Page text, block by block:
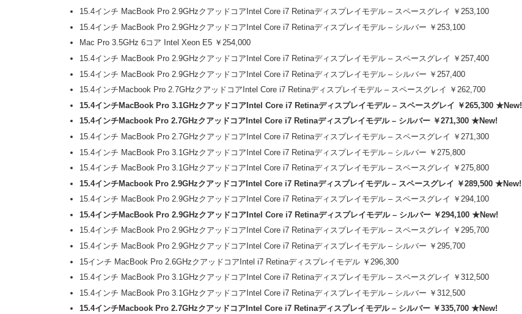
15.4インチ MacBook Pro 2.9GHzクアッドコアIntel Core i7 Retinaディスプレイモデル – スペースグレイ ￥253,100
15.4インチ MacBook Pro 2.9GHzクアッドコアIntel Core i7 Retinaディスプレイモデル – シルバー ￥253,100
Mac Pro 3.5GHz 6コア Intel Xeon E5 ￥254,000
15.4インチ MacBook Pro 2.9GHzクアッドコアIntel Core i7 Retinaディスプレイモデル – スペースグレイ ￥257,400
15.4インチ MacBook Pro 2.9GHzクアッドコアIntel Core i7 Retinaディスプレイモデル – シルバー ￥257,400
15.4インチMacbook Pro 2.7GHzクアッドコアIntel Core i7 Retinaディスプレイモデル – スペースグレイ ￥262,700
15.4インチMacBook Pro 3.1GHzクアッドコアIntel Core i7 Retinaディスプレイモデル – スペースグレイ ￥265,300 ★New!
15.4インチMacbook Pro 2.7GHzクアッドコアIntel Core i7 Retinaディスプレイモデル – シルバー ￥271,300 ★New!
15.4インチ MacBook Pro 2.7GHzクアッドコアIntel Core i7 Retinaディスプレイモデル – スペースグレイ ￥271,300
15.4インチ MacBook Pro 3.1GHzクアッドコアIntel Core i7 Retinaディスプレイモデル – シルバー ￥275,800
15.4インチ MacBook Pro 3.1GHzクアッドコアIntel Core i7 Retinaディスプレイモデル – スペースグレイ ￥275,800
15.4インチMacbook Pro 2.9GHzクアッドコアIntel Core i7 Retinaディスプレイモデル – スペースグレイ ￥289,500 ★New!
15.4インチ MacBook Pro 2.9GHzクアッドコアIntel Core i7 Retinaディスプレイモデル – スペースグレイ ￥294,100
15.4インチMacBook Pro 2.9GHzクアッドコアIntel Core i7 Retinaディスプレイモデル – シルバー ￥294,100 ★New!
15.4インチ MacBook Pro 2.9GHzクアッドコアIntel Core i7 Retinaディスプレイモデル – スペースグレイ ￥295,700
15.4インチ MacBook Pro 2.9GHzクアッドコアIntel Core i7 Retinaディスプレイモデル – シルバー ￥295,700
15インチ MacBook Pro 2.6GHzクアッドコアIntel i7 Retinaディスプレイモデル ￥296,300
15.4インチ MacBook Pro 3.1GHzクアッドコアIntel Core i7 Retinaディスプレイモデル – スペースグレイ ￥312,500
15.4インチ MacBook Pro 3.1GHzクアッドコアIntel Core i7 Retinaディスプレイモデル – シルバー ￥312,500
15.4インチMacbook Pro 2.7GHzクアッドコアIntel Core i7 Retinaディスプレイモデル – シルバー ￥335,700 ★New!